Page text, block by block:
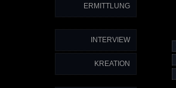
ERMITTLUNG
INTERVIEW
KREATION